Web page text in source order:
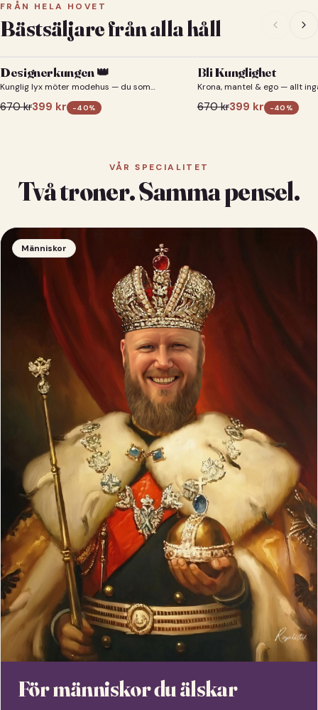
FRÅN HELA HOVET
Bästsäljare från alla håll
Designerkungen 👑
Kunglig lyx möter modehus — du som
670kr399 kr -40%
Bli Kunglighet
Krona, mantel & ego — allt
670kr399 kr -40 %
VÅR SPECIALITET
Två troner. Samma pensel.
Människor
För människor du älskar